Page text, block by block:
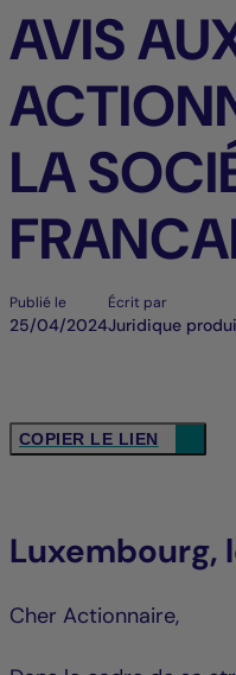
AVIS
LA
FR_FR
Publié le
25/04/2024
Écrit par
Juridique
COPIER LE LIEN
Luxembourg,
Cher Actionnaire,